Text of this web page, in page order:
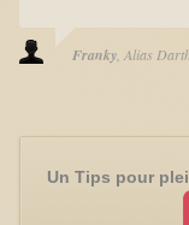
Franky Alias Darth
Un Tips pour